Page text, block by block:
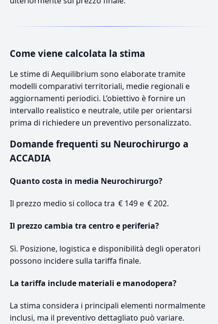
Come viene calcolata la stima
Le stime di Aequilibrium sono elaborate tramite
modelli comparativi territoriali, medie regionali e
aggiornamenti periodici. L’obiettivo è fornire un
intervallo realistico e neutrale, utile per orientarsi
prima di richiedere un preventivo personalizzato.
Domande frequenti su Neurochirurgo a
ACCADIA
Quanto costa in media Neurochirurgo?
Il prezzo medio si colloca tra € 149 e € 202.
Il prezzo cambia tra centro e periferia?
Sì. Posizione, logistica e disponibilità degli operatori
possono incidere sulla tariffa finale.
La tariffa include materiali e manodopera?
La stima considera i principali elementi normalmente
inclusi, ma il preventivo dettagliato può variare.